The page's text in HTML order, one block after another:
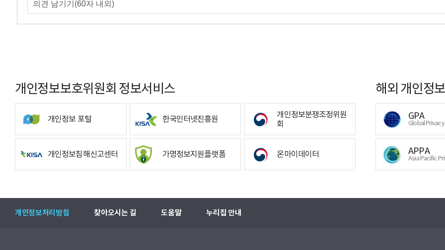
개인정보보호위원회 정보서비스
개인정보 포털 한국인터넷진흥원
개인정보분쟁조정위원
회
개인정보침해신고센터 가명정보지원플랫폼 온마이데이터
해외 개인정
GPA
Global
APPA
Asia Pacific
개인정보처리방침 찾아오시는 길 도움말 누리집 안내